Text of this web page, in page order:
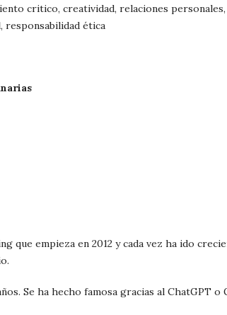
critico, creatividad, relaciones personales,
responsabilidad ética
que empieza en 2012 y cada vez ha ido
Se ha hecho famosa gracias al ChatGPT o